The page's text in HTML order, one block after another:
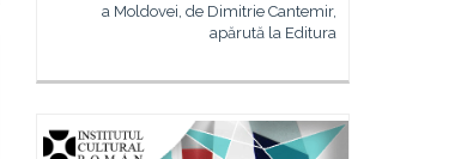
a Moldovei, de Dimitrie Cantemir,
apărută la Editura